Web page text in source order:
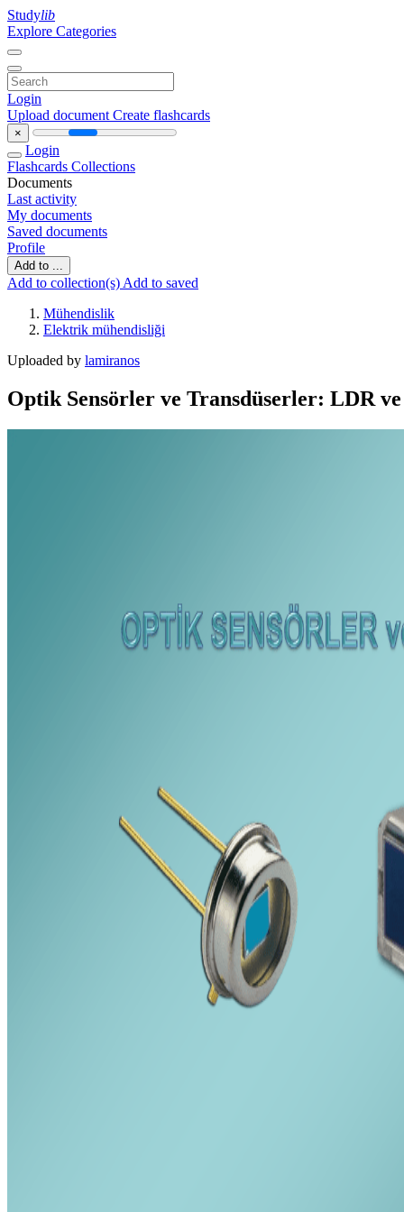
Studylib
Explore Categories
Login
Upload document Create flashcards
×
Login
Flashcards Collections
Documents
Last activity
My documents
Saved documents
Profile
Add to ...
Add to collection(s) Add to saved
Mühendislik
Elektrik mühendisliği
Uploaded by lamiranos
Optik Sensörler ve Transdüserler: LDR